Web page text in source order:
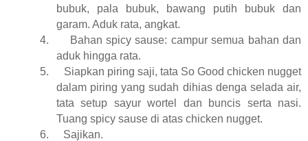
bubuk, pala bubuk, bawang putih bubuk dan
garam. Aduk rata, angkat.
4.
Bahan spicy sause: campur semua bahan dan
aduk hingga rata.
5.
Siapkan piring saji, tata So Good chicken nugget
dalam piring yang sudah dihias denga selada air,
tata setup sayur wortel dan buncis serta nasi.
Tuang spicy sause di atas chicken nugget.
6.
Sajikan.